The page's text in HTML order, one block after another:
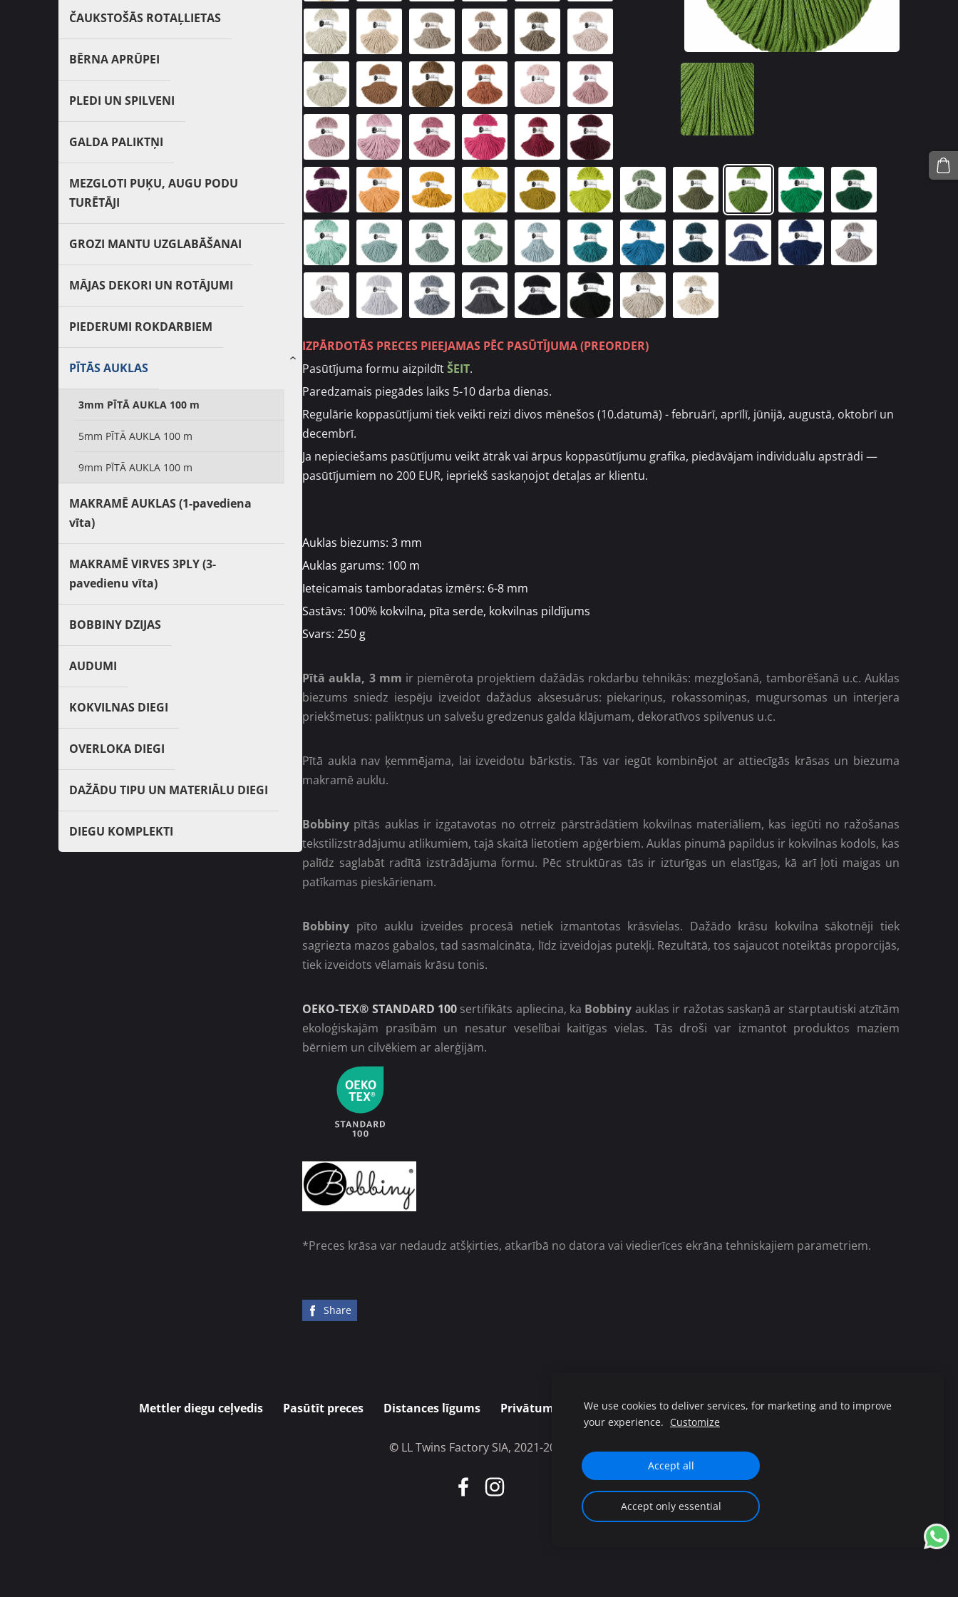
ČAUKSTOŠĀS ROTAĻLIETAS
BĒRNA APRŪPEI
PLEDI UN SPILVENI
GALDA PALIKTŅI
MEZGLOTI PUĶU, AUGU PODU
TURĒTĀJI
GROZI MANTU UZGLABĀŠANAI
MĀJAS DEKORI UN ROTĀJUMI
PIEDERUMI ROKDARBIEM
PĪTĀS AUKLAS
3mm PĪTĀ AUKLA 100 m
5mm PĪTĀ AUKLA 100 m
9mm PĪTĀ AUKLA 100 m
›
MAKRAMĒ AUKLAS (1-pavediena
vīta)
MAKRAMĒ VIRVES 3PLY (3-
pavedienu vīta)
BOBBINY DZIJAS
AUDUMI
KOKVILNAS DIEGI
OVERLOKA DIEGI
DAŽĀDU TIPU UN MATERIĀLU DIEGI
DIEGU KOMPLEKTI
IZPĀRDOTĀS PRECES PIEEJAMAS PĒC PASŪTĪJUMA (PREORDER)
Pasūtījuma formu aizpildītŠEIT.
Paredzamais piegādes laiks 5-10 darba dienas.
Regulārie koppasūtījumi tiek veikti reizi divos mēnešos (10.datumā) - februārī, aprīlī, jūnijā, augustā, oktobrī un
decembrī.
Ja nepieciešams pasūtījumu veikt ātrāk vai ārpus koppasūtījumu grafika, piedāvājam individuālu apstrādi —
pasūtījumiem no 200 EUR, iepriekš saskaņojot detaļas ar klientu.
Auklas biezums: 3 mm
Auklas garums: 100 m
Ieteicamais tamboradatas izmērs: 6-8 mm
Sastāvs: 100% kokvilna, pīta serde, kokvilnas pildījums
Svars: 250 g
Pītā aukla, 3 mm ir piemērota projektiem dažādās rokdarbu tehnikās: mezglošanā, tamborēšanā u.c. Auklas
biezums sniedz iespēju izveidot dažādus aksesuārus: piekariņus, rokassomiņas, mugursomas un interjera
priekšmetus: paliktņus un salvešu gredzenus galda klājumam, dekoratīvos spilvenus u.c.
Pītā aukla nav ķemmējama, lai izveidotu bārkstis. Tās var iegūt kombinējot ar attiecīgās krāsas un biezuma
makramē auklu.
Bobbiny pītās auklas ir izgatavotas no otrreiz pārstrādātiem kokvilnas materiāliem, kas iegūti no ražošanas
tekstilizstrādājumu atlikumiem, tajā skaitā lietotiem apģērbiem. Auklas pinumā papildus ir kokvilnas kodols, kas
palīdz saglabāt radītā izstrādājuma formu. Pēc struktūras tās ir izturīgas un elastīgas, kā arī ļoti maigas un
patīkamas pieskārienam.
Bobbiny pīto auklu izveides procesā netiek izmantotas krāsvielas. Dažādo krāsu kokvilna sākotnēji tiek
sagriezta mazos gabalos, tad sasmalcināta, līdz izveidojas putekļi. Rezultātā, tos sajaucot noteiktās proporcijās,
tiek izveidots vēlamais krāsu tonis.
OEKO-TEX® STANDARD 100sertifikāts apliecina, ka Bobbiny auklas ir ražotas saskaņā ar starptautiski atzītām
ekoloģiskajām prasībām un nesatur veselībai kaitīgas vielas. Tās droši var izmantot produktos maziem
bērniem un cilvēkiem ar alerģijām.
*Preces krāsa var nedaudz atšķirties, atkarībā no datora vai viedierīces ekrāna tehniskajiem parametriem.
Share
Mettler diegu ceļvedis Pasūtīt preces Distances līgums Privātuma politika Piegāde un apmaksa Sīkdatnes
© LL Twins Factory SIA, 2021-2026
We use cookies to deliver services, for marketing and to improve
your experience. Customize
Accept all
Accept only essential